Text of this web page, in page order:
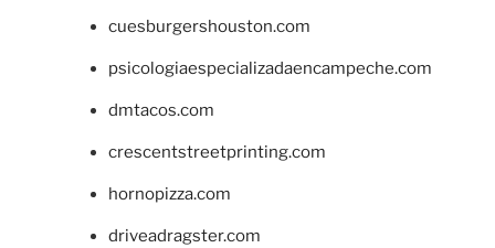
cuesburgershouston.com
psicologiaespecializadaencampeche.com
dmtacos.com
crescentstreetprinting.com
hornopizza.com
driveadragster.com